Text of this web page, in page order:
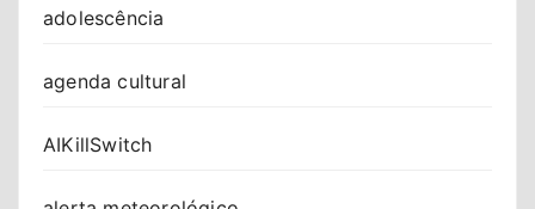
adolescência
agenda cultural
AIKillSwitch